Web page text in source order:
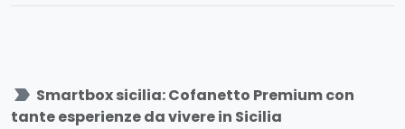
label_important Smartbox sicilia: Cofanetto Premium con
tante esperienze da vivere in Sicilia